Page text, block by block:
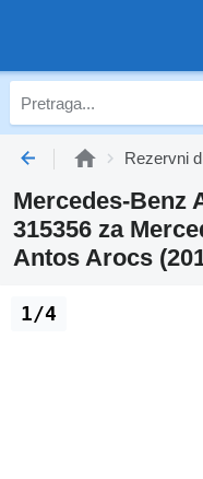
Rezervni
Mercedes-Benz
315356 za
Antos Arocs
1/4